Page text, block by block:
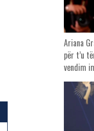
Ariana
për t’u
vendim